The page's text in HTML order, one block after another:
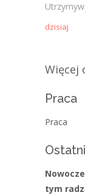
dzisiaj
Więcej
Praca
Praca
tym